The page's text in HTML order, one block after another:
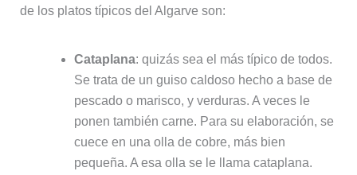
de los platos típicos del Algarve son:
Cataplana: quizás sea el más típico de todos.
Se trata de un guiso caldoso hecho a base de
pescado o marisco, y verduras. A veces le
ponen también carne. Para su elaboración, se
cuece en una olla de cobre, más bien
pequeña. A esa olla se le llama cataplana.